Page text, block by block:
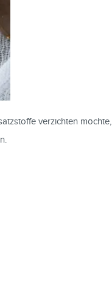
verzichten möchte,